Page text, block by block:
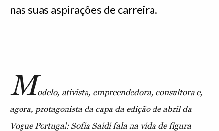
nas suas aspirações de carreira.
Modelo, ativista, empreendedora, consultora e,
agora, protagonista da capa da edição de abril da
Vogue Portugal: Sofia Saidi fala na vida de figura